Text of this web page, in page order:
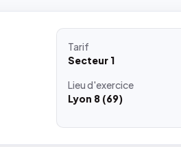
Tarif
Secteur 1
Lieud'exercice
Lyon 8 (69)